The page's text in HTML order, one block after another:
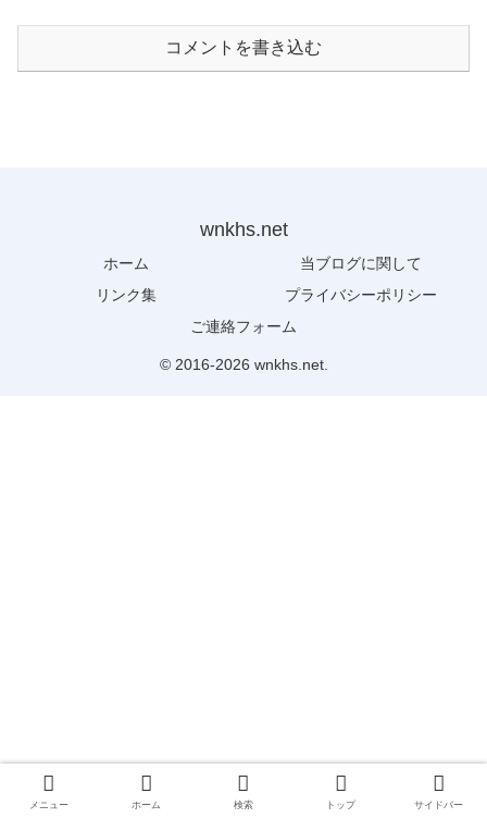
コメントを書き込む
wnkhs.net
ホーム
当ブログに関して
リンク集
プライバシーポリシー
ご連絡フォーム
© 2016-2026 wnkhs.net.
メニュー ホーム 検索 トップ サイドバー